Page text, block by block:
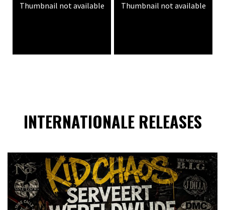
Thumbnail not available Thumbnail not available
INTERNATIONALE RELEASES